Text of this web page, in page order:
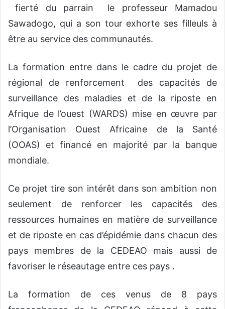
fierté du parrain le professeur Mamadou
Sawadogo, qui a son tour exhorte ses filleuls à
être au service des communautés.
La formation entre dans le cadre du projet de
régional de renforcement des capacités de
surveillance des maladies et de la riposte en
Afrique de l’ouest (WARDS) mise en œuvre par
l’Organisation Ouest Africaine de la Santé
(OOAS) et financé en majorité par la banque
mondiale.
Ce projet tire son intérêt dans son ambition non
seulement de renforcer les capacités des
ressources humaines en matière de surveillance
et de riposte en cas d’épidémie dans chacun des
pays membres de la CEDEAO mais aussi de
favoriser le réseautage entre ces pays .
La formation de ces venus de 8 pays